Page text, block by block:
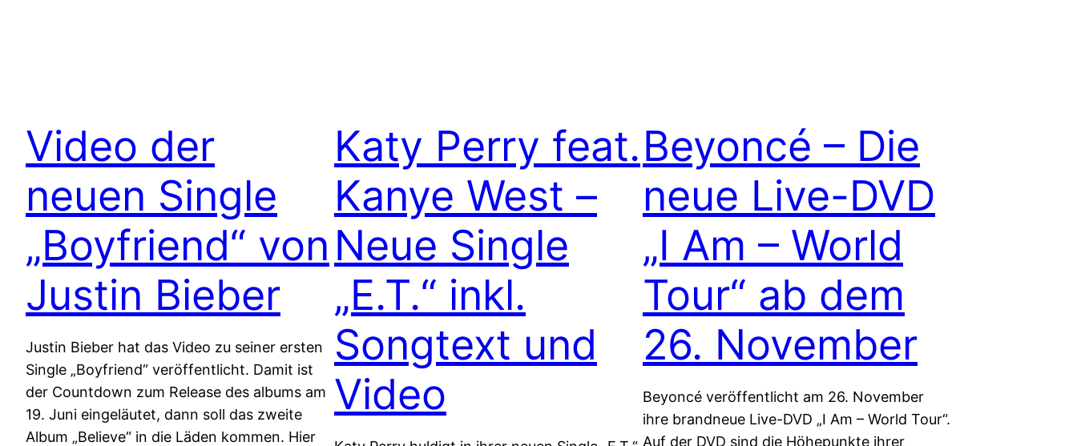
Video der
neuen Single
„Boyfriend“ von
Justin Bieber
Justin Bieber hat das Video zu seiner ersten
Single „Boyfriend“ veröffentlicht. Damit ist
der Countdown zum Release des albums am
19. Juni eingeläutet, dann soll das zweite
Album „Believe“ in die Läden kommen. Hier
Katy Perry feat.
Kanye West –
Neue Single
„E.T.“ inkl.
Songtext und
Video
Beyoncé – Die
neue Live-DVD
„I Am – World
Tour“ ab dem
26. November
Beyoncé veröffentlicht am 26. November
ihre brandneue Live-DVD „I Am – World Tour“.
Auf der DVD sind die Höhepunkte ihrer